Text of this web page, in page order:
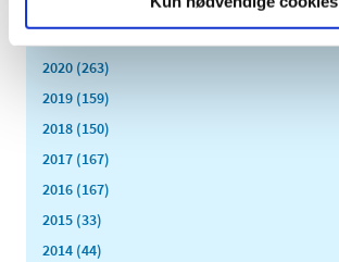
2020 (263)
2019 (159)
2018 (150)
2017 (167)
2016 (167)
2015 (33)
2014 (44)